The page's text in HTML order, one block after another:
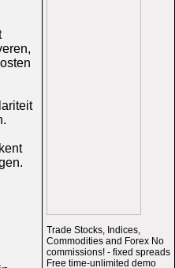
Trade Stocks, Indices,
Commodities and Forex No
commissions! - fixed spreads
Free time-unlimited demo